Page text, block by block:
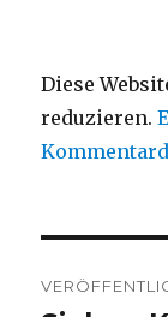
Diese
reduzieren.